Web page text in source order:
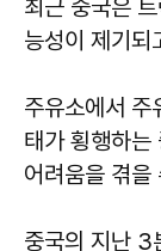
최근 중국은
능성이 제기되
주유소에서 주
태가 횡행하는
어려움을 겪을
중국의 지난 3